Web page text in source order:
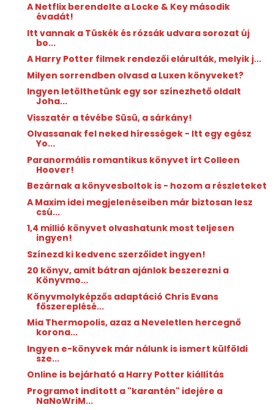
A Netflix berendelte a Locke & Key második
évadát!
Itt vannak a Tüskék és rózsák udvara sorozat új
bo...
A Harry Potter filmek rendezői elárulták, melyik j...
Milyen sorrendben olvasd a Luxen könyveket?
Ingyen letölthetünk egy sor színezhető oldalt
Joha...
Visszatér a tévébe Süsü, a sárkány!
Olvassanak fel neked hírességek - Itt egy egész
Yo...
Paranormális romantikus könyvet írt Colleen
Hoover!
Bezárnak a könyvesboltok is - hozom a részleteket
A Maxim idei megjelenéseiben már biztosan lesz
csú...
1,4 millió könyvet olvashatunk most teljesen
ingyen!
Színezd ki kedvenc szerzőidet ingyen!
20 könyv, amit bátran ajánlok beszerezni a
Könyvmo...
Könyvmolyképzős adaptáció Chris Evans
főszereplésé...
Mia Thermopolis, azaz a Neveletlen hercegnő
korona...
Ingyen e-könyvek már nálunk is ismert külföldi
sze...
Online is bejárható a Harry Potter kiállítás
Programot indított a "karantén" idejére a
NaNoWriM...